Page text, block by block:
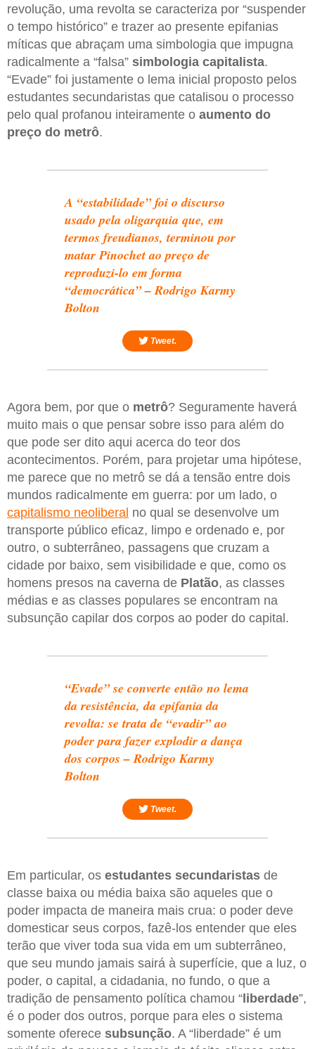
revolução, uma revolta se caracteriza por “suspender
o tempo histórico” e trazer ao presente epifanias
míticas que abraçam uma simbologia que impugna
radicalmente a “falsa” simbologia capitalista.
“Evade” foi justamente o lema inicial proposto pelos
estudantes secundaristas que catalisou o processo
pelo qual profanou inteiramente o aumento do
preço do metrô.
A “estabilidade” foi o discurso
usado pela oligarquia que, em
termos freudianos, terminou por
matar Pinochet ao preço de
reproduzi-lo em forma
“democrática” – Rodrigo Karmy
Bolton
Tweet.
Agora bem, por que o metrô? Seguramente haverá
muito mais o que pensar sobre isso para além do
que pode ser dito aqui acerca do teor dos
acontecimentos. Porém, para projetar uma hipótese,
me parece que no metrô se dá a tensão entre dois
mundos radicalmente em guerra: por um lado, o
capitalismo neoliberal no qual se desenvolve um
transporte público eficaz, limpo e ordenado e, por
outro, o subterrâneo, passagens que cruzam a
cidade por baixo, sem visibilidade e que, como os
homens presos na caverna de Platão, as classes
médias e as classes populares se encontram na
subsunção capilar dos corpos ao poder do capital.
“Evade” se converte então no lema
da resistência, da epifania da
revolta: se trata de “evadir” ao
poder para fazer explodir a dança
dos corpos – Rodrigo Karmy
Bolton
Tweet.
Em particular, os estudantes secundaristas de
classe baixa ou média baixa são aqueles que o
poder impacta de maneira mais crua: o poder deve
domesticar seus corpos, fazê-los entender que eles
terão que viver toda sua vida em um subterrâneo,
que seu mundo jamais sairá à superfície, que a luz, o
poder, o capital, a cidadania, no fundo, o que a
tradição de pensamento política chamou “liberdade”,
é o poder dos outros, porque para eles o sistema
somente oferece subsunção. A “liberdade” é um